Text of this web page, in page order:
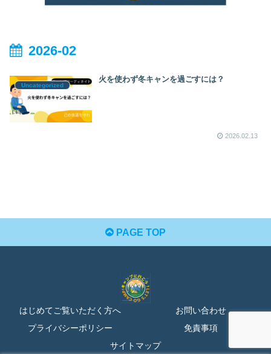
2026-02
Uncategorized
火を使わず冬キャンを過ごすには？
2026.02.13
PAGE TOP
はじめてご覧いただく方へ
お問い合わせ
プライバシーポリシー
免責事項
サイトマップ